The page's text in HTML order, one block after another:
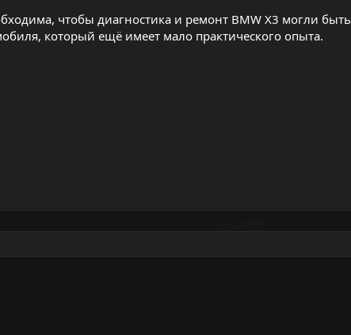
чтобы диагностика и ремонт BMW X3 могли быть
который ещё имеет мало практического опыта.